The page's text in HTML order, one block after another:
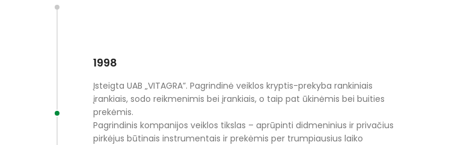
1998
Įsteigta UAB „VITAGRA”. Pagrindinė veiklos kryptis-prekyba rankiniais
įrankiais, sodo reikmenimis bei įrankiais, o taip pat ūkinėmis bei buities
prekėmis.
Pagrindinis kompanijos veiklos tikslas – aprūpinti didmeninius ir privačius
pirkėjus būtinais instrumentais ir prekėmis per trumpiausius laiko